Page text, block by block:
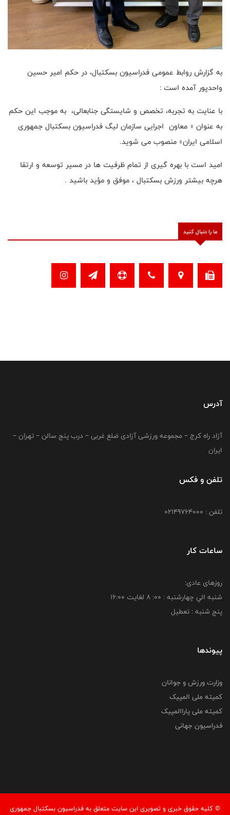
به گزارش روابط عمومی فدراسیون بسکتبال، در حکم امیر حسین
واحدپور آمده است :
با عنایت به تجربه، تخصص و شایستگی جنابعالی، به موجب این حکم
به عنوان « معاون اجرایی سازمان لیگ فدراسیون بسکتبال جمهوری
اسلامی ایران» منصوب می شوید.
امید است با بهره گیری از تمام ظرفیت ها در مسیر توسعه و ارتقا
هرچه بیشتر ورزش بسکتبال ، موفق و مؤید باشید .
ما را دنبال کنید
آدرس
آزاد راه کرج – مجموعه ورزشی آزادی ضلع غربی – درب پنج سالن – تهران –
ایران
تلفن و فکس
تلفن : 02149764000
ساعات کار
روزهای عادی:
شنبه الي چهارشنبه : 00: 8 لغايت 16:00
پنج شنبه : تعطیل
پیوندها
وزارت ورزش و جوانان
کمیته ملی المپیک
کمیته ملی پاراالمپیک
فدراسیون جهانی
© کليه حقوق خبری و تصويری اين سايت متعلق به فدراسیون بسکتبال جمهوری